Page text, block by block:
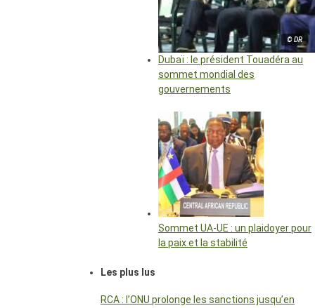
© DR
Dubaï : le président Touadéra au
sommet mondial des
gouvernements
Sommet UA-UE : un plaidoyer pour
la paix et la stabilité
Les plus lus
RCA : l’ONU prolonge les sanctions jusqu’en